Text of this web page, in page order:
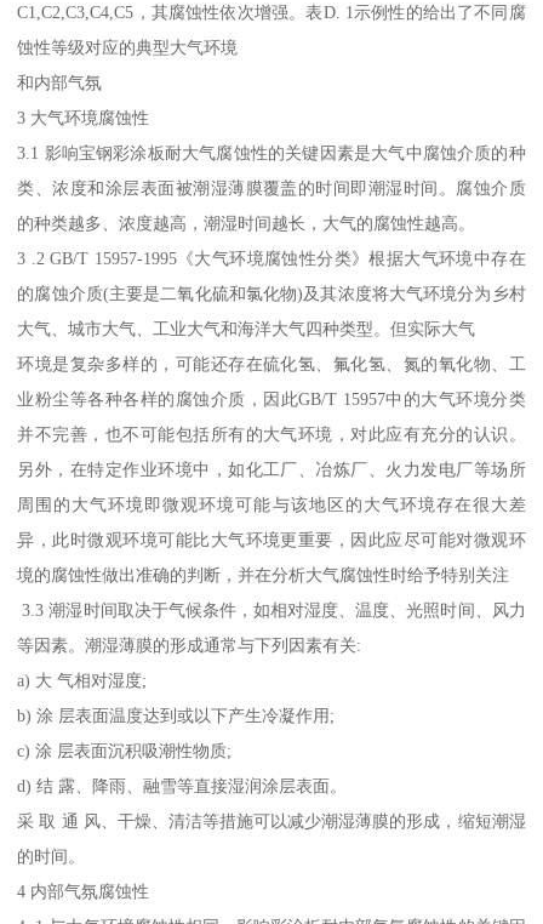
C1,C2,C3,C4,C5，其腐蚀性依次增强。表D. 1示例性的给出了不同腐
蚀性等级对应的典型大气环境
和内部气氛
3 大气环境腐蚀性
3.1 影响宝钢彩涂板耐大气腐蚀性的关键因素是大气中腐蚀介质的种
类、浓度和涂层表面被潮湿薄膜覆盖的时间即潮湿时间。腐蚀介质
的种类越多、浓度越高，潮湿时间越长，大气的腐蚀性越高。
3 .2 GB/T 15957-1995《大气环境腐蚀性分类》根据大气环境中存在
的腐蚀介质(主要是二氧化硫和氯化物)及其浓度将大气环境分为乡村
大气、城市大气、工业大气和海洋大气四种类型。但实际大气
环境是复杂多样的，可能还存在硫化氢、氟化氢、氮的氧化物、工
业粉尘等各种各样的腐蚀介质，因此GB/T 15957中的大气环境分类
并不完善，也不可能包括所有的大气环境，对此应有充分的认识。
另外，在特定作业环境中，如化工厂、冶炼厂、火力发电厂等场所
周围的大气环境即微观环境可能与该地区的大气环境存在很大差
异，此时微观环境可能比大气环境更重要，因此应尽可能对微观环
境的腐蚀性做出准确的判断，并在分析大气腐蚀性时给予特别关注
3.3 潮湿时间取决于气候条件，如相对湿度、温度、光照时间、风力
等因素。潮湿薄膜的形成通常与下列因素有关:
a) 大 气相对湿度;
b) 涂 层表面温度达到或以下产生冷凝作用;
c) 涂 层表面沉积吸潮性物质;
d) 结 露、降雨、融雪等直接湿润涂层表面。
采 取 通 风、干燥、清洁等措施可以减少潮湿薄膜的形成，缩短潮湿
的时间。
4 内部气氛腐蚀性